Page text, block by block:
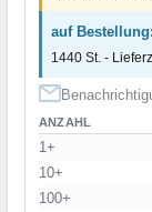
auf
1440 St. -
ANZAHL
1+
10+
100+